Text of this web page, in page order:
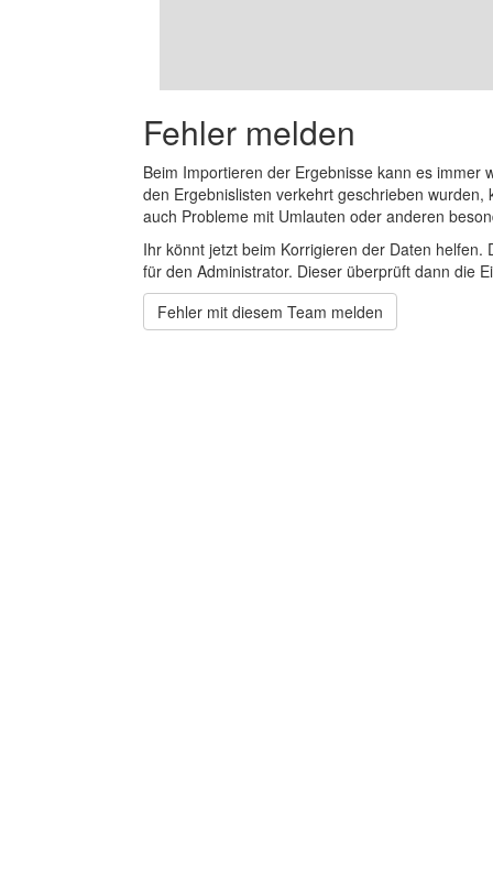
Fehler melden
Beim Importieren der Ergebnisse kann es
den Ergebnislisten verkehrt geschrieben
auch Probleme mit Umlauten oder anderen
Ihr könnt jetzt beim Korrigieren der Daten
für den Administrator. Dieser überprüft dann die
Fehler mit diesem Team melden